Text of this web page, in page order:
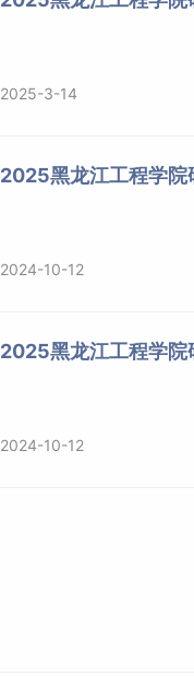
2025-3-14
2025黑龙江工程学院
2024-10-12
2025黑龙江工程学院
2024-10-12